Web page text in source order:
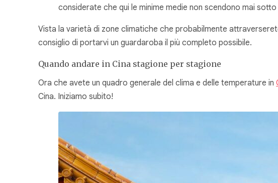
considerate che qui le minime medie non scendono mai sotto
Vista la varietà di zone climatiche che probabilmente
consiglio di portarvi un guardaroba il più completo possibile.
Quando andare in Cina stagione per stagione
Ora che avete un quadro generale del clima e delle temperature in
Cina. Iniziamo subito!